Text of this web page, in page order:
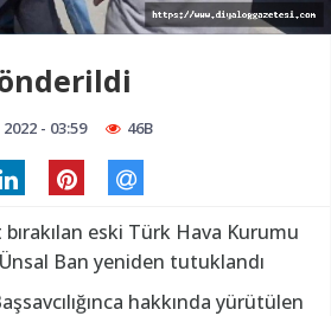
- 03:59 46B
eski Türk Hava Kurumu
Ban yeniden tutuklandı
hakkında yürütülen